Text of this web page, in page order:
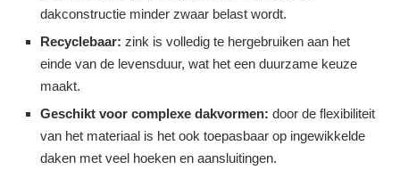
dakconstructie minder zwaar belast wordt.
Recyclebaar: zink is volledig te hergebruiken aan het
einde van de levensduur, wat het een duurzame keuze
maakt.
Geschikt voor complexe dakvormen: door de flexibiliteit
van het materiaal is het ook toepasbaar op ingewikkelde
daken met veel hoeken en aansluitingen.